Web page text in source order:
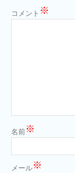
コメント ※
名前※
メール※